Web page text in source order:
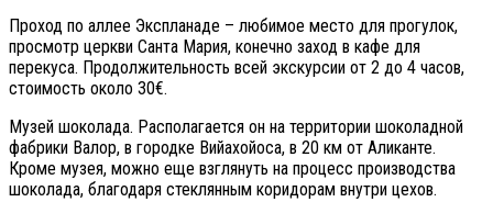
Проход по аллее Экспланаде – любимое место для прогулок,
просмотр церкви Санта Мария, конечно заход в кафе для
перекуса. Продолжительность всей экскурсии от 2 до 4 часов,
стоимость около 30€.
Музей шоколада. Располагается он на территории шоколадной
фабрики Валор, в городке Вийахойоса, в 20 км от Аликанте.
Кроме музея, можно еще взглянуть на процесс производства
шоколада, благодаря стеклянным коридорам внутри цехов.